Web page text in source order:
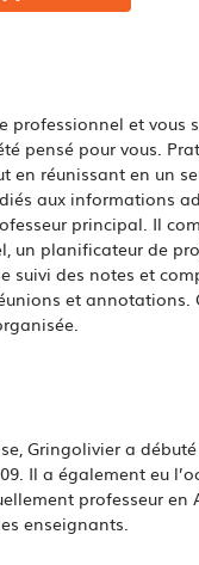
et vous
pensé pour vous.
en réunissant en un
aux informations
principal. Il
un planificateur de
des notes et
et
Gringolivier a
Il a également eu
professeur
enseignants.